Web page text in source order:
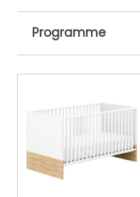
Programme